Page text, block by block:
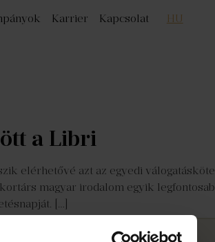
Karrier Kapcsolat HU
a Libri
elérhetővé azt az egyedi
magyar irodalom egyik
[…]